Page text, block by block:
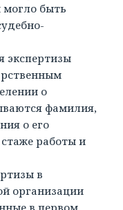
могло быть
о
фамилия,
о его
работы и
в
организации